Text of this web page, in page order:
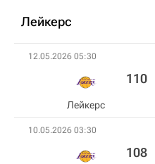
Лейкерс
12.05.2026 05:30
Лейкерс
110
10.05.2026 03:30
108